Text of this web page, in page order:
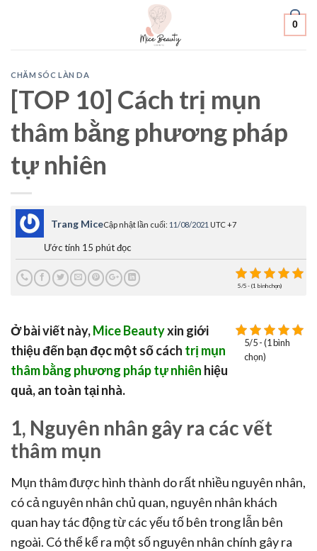
0
CHĂM SÓC LÀN DA
[TOP 10] Cách trị mụn
thâm bằng phương pháp
tự nhiên
Trang MiceCập nhật lần cuối: 11/08/2021 UTC +7
Ước tính 15 phút đọc
5/5 - (1 bình chọn)
5/5 - (1 bình
chọn)
Ở bài viết này,Mice Beautyxin giới
thiệu đến bạn đọc một số cách trị mụn
thâm bằng phương pháp tự nhiên hiệu
quả, an toàn tại nhà.
1, Nguyên nhân gây ra các vết
thâm mụn
Mụn thâm được hình thành do rất nhiều nguyên nhân,
có cả nguyên nhân chủ quan, nguyên nhân khách
quan hay tác động từ các yếu tố bên trong lẫn bên
ngoài. Có thể kể ra một số nguyên nhân chính gây ra